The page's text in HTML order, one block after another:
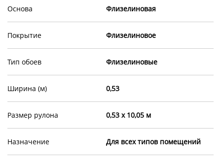
Основа Флизелиновая
Покрытие Флизелиновое
Тип обоев Флизелиновые
Ширина (м) 0,53
Размер рулона 0,53 х 10,05 м
Назначение Для всех типов помещений